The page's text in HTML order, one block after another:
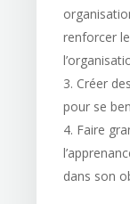
renforcer
Créer
pour se
Faire
dans son